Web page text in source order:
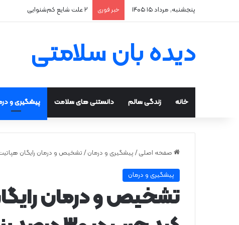
پنجشنبه, مرداد ۱۵ ۱۴۰۵ خبر فوری ۲ علت شایع‌ کم‌شنوایی
دیده بان سلامتی
خانه زندگی سالم دانستنی های سلامت پیشگیری و
صفحه اصلی / پیشگیری و درمان / تشخیص و درمان رایگان هپاتیت در کشور
پیشگیری و درمان
تشخیص و درمان